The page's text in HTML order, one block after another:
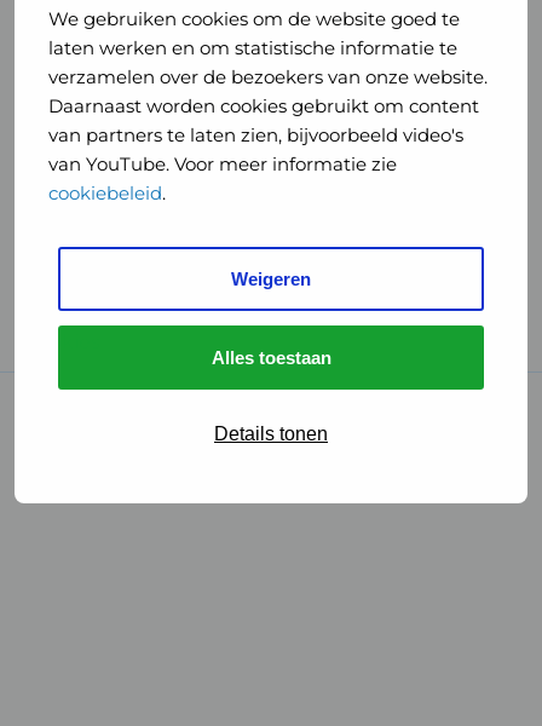
We gebruiken cookies om de website goed te
laten werken en om statistische informatie te
verzamelen over de bezoekers van onze website.
Daarnaast worden cookies gebruikt om content
van partners te laten zien, bijvoorbeeld video's
van YouTube. Voor meer informatie zie
cookiebeleid.
Weigeren
Alles toestaan
Details tonen
of
GGD
GHOR
Nederland
of
GGD
GHOR
Nederland
GGD Reizen op social media
GGD Reizen
GGD Reisvaccinaties